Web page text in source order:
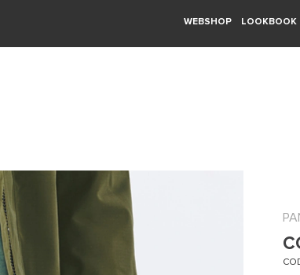
WEBSHOP LOOKBOOK